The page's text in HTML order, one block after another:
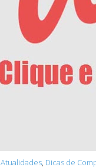
Atualidades, Dicas de